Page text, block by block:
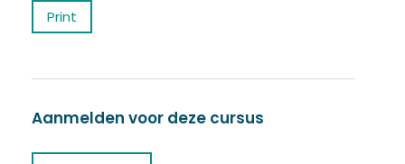
Print
Aanmelden voor deze cursus